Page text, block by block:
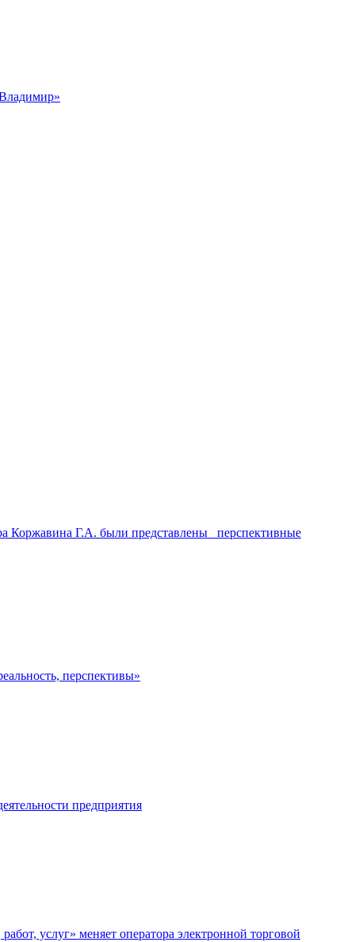
Коржавина Г.А. были представлены перспективные
перспективы»
предприятия
услуг» меняет оператора электронной торговой